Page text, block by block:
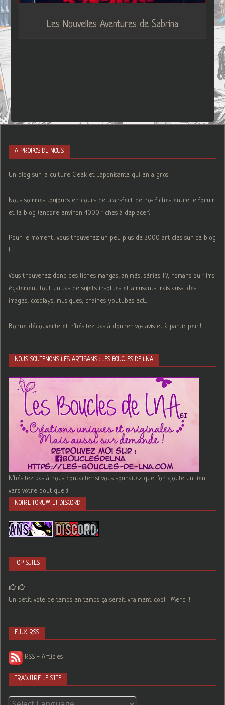
Les Nouvelles Aventures de Sabrina
A PROPOS DE NOUS
Un blog sur la culture Geek et Japonisante qui en a gros !
Nous sommes toujours en cours de transfert de nos fiches entre le forum
et le blog (encore environ 4000 fiches à deplacer).
Pour le moment, vous trouverez un peu plus de 3000 articles sur ce blog
!
Vous trouverez donc des fiches mangas, animés, séries TV, romans ou films
également tout un tas de sujets insolites et amusants mais aussi des
images, cosplays, musiques, chaines youtubes ect...
Bonne découverte et n'hésitez pas à donner vos avis et à participer !
NOUS SOUTENONS LES ARTISANS : LES BOUCLES DE LNA
N'hésitez pas à nous contacter si vous souhaitez que l'on ajoute un lien
vers votre boutique :)
NOTRE FORUM ET DISCORD
TOP SITES
Un petit vote de temps en temps ça serait vraiment cool ! Merci !
FLUX RSS
RSS - Articles
TRADUIRE LE SITE